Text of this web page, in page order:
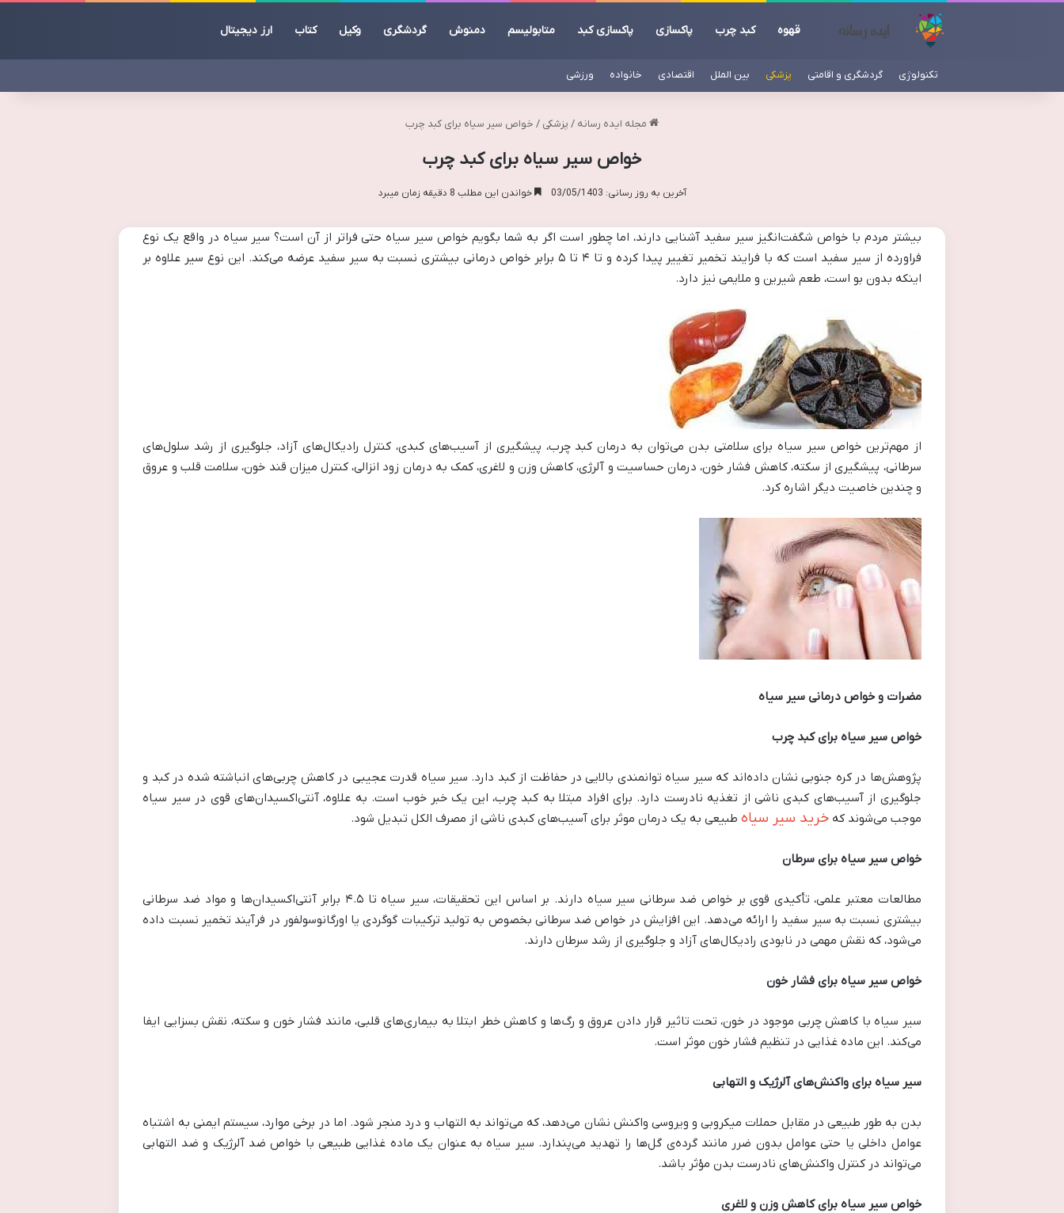
قهوه کبد چرب پاکسازی پاکسازی کبد متابولیسم دمنوش گردشگری وکیل کتاب ارز دیجیتال
تکنولوژی گردشگری و اقامتی پزشکی بین الملل اقتصادی خانواده ورزشی
مجله ایده رسانه / پزشکی / خواص سیر سیاه برای کبد چرب
خواص سیر سیاه برای کبد چرب
آخرین به روز رسانی: 03/05/1403 خواندن این مطلب 8 دقیقه زمان میبرد
بیشتر مردم با خواص شگفت‌انگیز سیر سفید آشنایی دارند، اما چطور است اگر به شما بگویم خواص سیر سیاه حتی فراتر از آن است؟ سیر سیاه در واقع یک نوع
فراورده از سیر سفید است که با فرایند تخمیر تغییر پیدا کرده و تا ۴ تا ۵ برابر خواص درمانی بیشتری نسبت به سیر سفید عرضه می‌کند. این نوع سیر علاوه بر
اینکه بدون بو است، طعم شیرین و ملایمی نیز دارد.
از مهم‌ترین خواص سیر سیاه برای سلامتی بدن می‌توان به درمان کبد چرب، پیشگیری از آسیب‌های کبدی، کنترل رادیکال‌های آزاد، جلوگیری از رشد سلول‌های
سرطانی، پیشگیری از سکته، کاهش فشار خون، درمان حساسیت و آلرژی، کاهش وزن و لاغری، کمک به درمان زود انزالی، کنترل میزان قند خون، سلامت قلب و عروق
و چندین خاصیت دیگر اشاره کرد.
مضرات و خواص درمانی سیر سیاه
خواص سیر سیاه برای کبد چرب
پژوهش‌ها در کره جنوبی نشان داده‌اند که سیر سیاه توانمندی بالایی در حفاظت از کبد دارد. سیر سیاه قدرت عجیبی در کاهش چربی‌های انباشته شده در کبد و
جلوگیری از آسیب‌های کبدی ناشی از تغذیه نادرست دارد. برای افراد مبتلا به کبد چرب، این یک خبر خوب است. به علاوه، آنتی‌اکسیدان‌های قوی در سیر سیاه
موجب می‌شوند کهخرید سیر سیاه طبیعی به یک درمان موثر برای آسیب‌های کبدی ناشی از مصرف الکل تبدیل شود.
خواص سیر سیاه برای سرطان
مطالعات معتبر علمی، تأکیدی قوی بر خواص ضد سرطانی سیر سیاه دارند. بر اساس این تحقیقات، سیر سیاه تا ۴.۵ برابر آنتی‌اکسیدان‌ها و مواد ضد سرطانی
بیشتری نسبت به سیر سفید را ارائه می‌دهد. این افزایش در خواص ضد سرطانی بخصوص به تولید ترکیبات گوگردی یا اورگانوسولفور در فرآیند تخمیر نسبت داده
می‌شود، که نقش مهمی در نابودی رادیکال‌های آزاد و جلوگیری از رشد سرطان دارند.
خواص سیر سیاه برای فشار خون
سیر سیاه با کاهش چربی موجود در خون، تحت تاثیر قرار دادن عروق و رگ‌ها و کاهش خطر ابتلا به بیماری‌های قلبی، مانند فشار خون و سکته، نقش بسزایی ایفا
می‌کند. این ماده غذایی در تنظیم فشار خون موثر است.
سیر سیاه برای واکنش‌های آلرژیک و التهابی
بدن به طور طبیعی در مقابل حملات میکروبی و ویروسی واکنش نشان می‌دهد، که می‌تواند به التهاب و درد منجر شود. اما در برخی موارد، سیستم ایمنی به اشتباه
عوامل داخلی یا حتی عوامل بدون ضرر مانند گرده‌ی گل‌ها را تهدید می‌پندارد. سیر سیاه به عنوان یک ماده غذایی طبیعی با خواص ضد آلرژیک و ضد التهابی
می‌تواند در کنترل واکنش‌های نادرست بدن مؤثر باشد.
خواص سیر سیاه برای کاهش وزن و لاغری